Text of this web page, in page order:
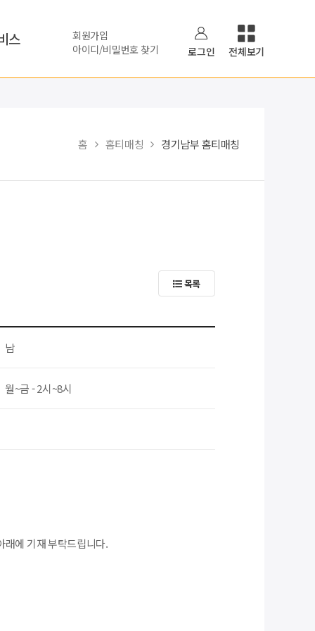
스
회원가입
아이디/비밀번호 찾기
로그인 전체보기
홈 홈티매칭 경기남부 홈티매칭
목록
남
월~금 - 2시~8시
래에 기재 부탁드립니다.